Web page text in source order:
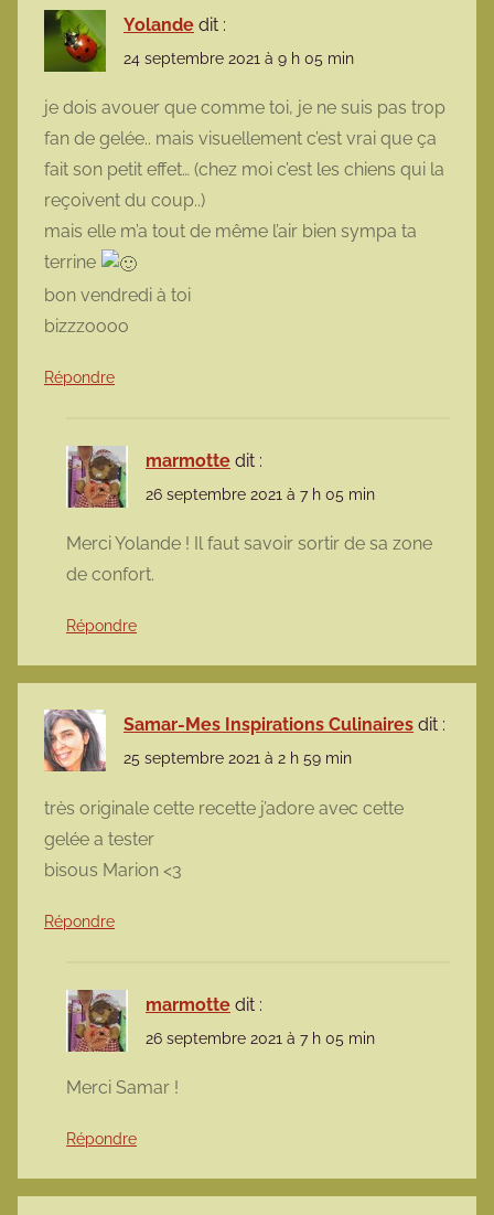
Yolande dit :
24 septembre 2021 à 9 h 05 min
je dois avouer que comme toi, je ne suis pas trop
fan de gelée.. mais visuellement c’est vrai que ça
fait son petit effet… (chez moi c’est les chiens qui la
reçoivent du coup..)
mais elle m’a tout de même l’air bien sympa ta
terrine
bon vendredi à toi
bizzzoooo
Répondre
marmotte dit :
26 septembre 2021 à 7 h 05 min
Merci Yolande ! Il faut savoir sortir de sa zone
de confort.
Répondre
Samar-Mes Inspirations Culinaires dit :
25 septembre 2021 à 2 h 59 min
très originale cette recette j’adore avec cette
gelée a tester
bisous Marion <3
Répondre
marmotte dit :
26 septembre 2021 à 7 h 05 min
Merci Samar !
Répondre